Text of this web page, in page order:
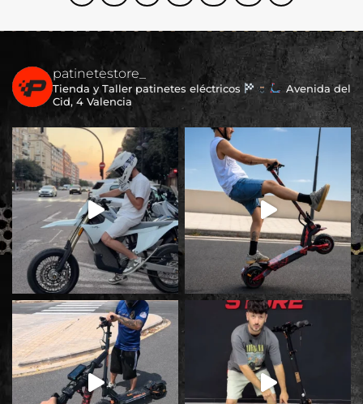
patinetestore_
Tienda y Taller patinetes eléctricos
Avenida del
Cid, 4 Valencia